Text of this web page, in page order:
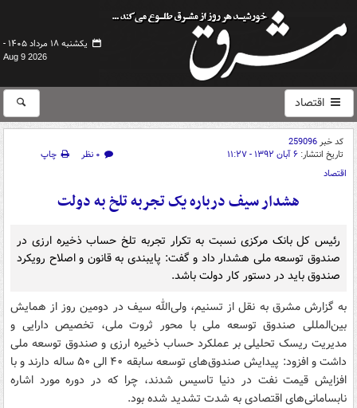
یکشنبه ۱۸ مرداد ۱۴۰۵ -
Aug 9 2026
اقتصاد
کد خبر259096
تاریخ انتشار: ۶ آبان ۱۳۹۲ - ۱۱:۲۷ ۰ نظر
چاپ
اقتصاد
هشدار سیف درباره یک تجربه تلخ به دولت
رئیس کل بانک مرکزی نسبت به تکرار تجربه تلخ حساب ذخیره ارزی در
صندوق توسعه ملی هشدار داد و گفت: پایبندی به قانون و اصلاح رویکرد
صندوق باید در دستور کار دولت باشد.
به گزارش مشرق به نقل از تسنیم، ولی‌الله سیف در دومین روز از همایش
بین‌المللی صندوق توسعه ملی با محور ثروت ملی، تخصیص دارایی و
مدیریت ریسک تحلیلی بر عملکرد حساب ذخیره ارزی و صندوق توسعه ملی
داشت و افزود: پیدایش صندوق‌های توسعه سابقه ۴۰ الی ۵۰ ساله دارند و با
افزایش قیمت نفت در دنیا تاسیس شدند، چرا که در دوره مورد اشاره
نابسامانی‌های اقتصادی به شدت تشدید شده بود.